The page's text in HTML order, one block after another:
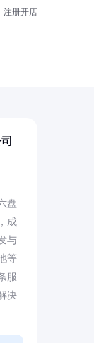
注册开店
盘
成
与
等
服
决